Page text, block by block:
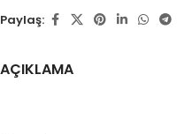
Paylaş:
AÇIKLAMA